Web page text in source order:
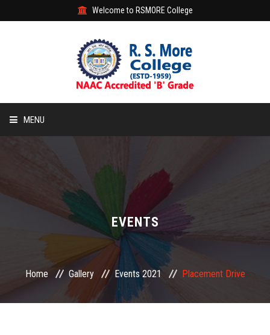
Welcome to RSMORE College
MENU
EVENTS
Home Gallery Events 2021 Placement Drive